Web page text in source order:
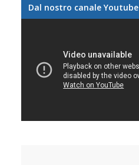
Dal nostro canale Youtube